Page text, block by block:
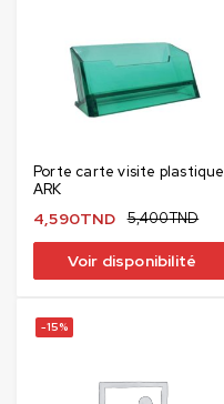
Porte carte visite plastique
ARK
5,400TND
4,590TND
Voir disponibilité
-15%